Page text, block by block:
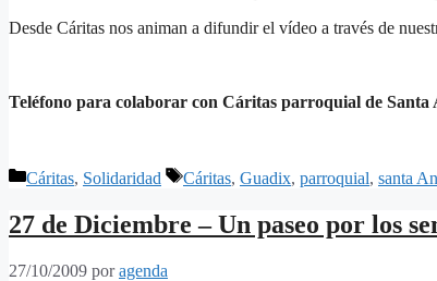
Desde Cáritas nos animan a difundir el vídeo a través de
Teléfono para colaborar con Cáritas parroquial de Santa
Categorías
Cáritas, Solidaridad Etiquetas
Cáritas, Guadix, parroquial, santa
27 de Diciembre – Un paseo por los
27/10/2009 poragenda